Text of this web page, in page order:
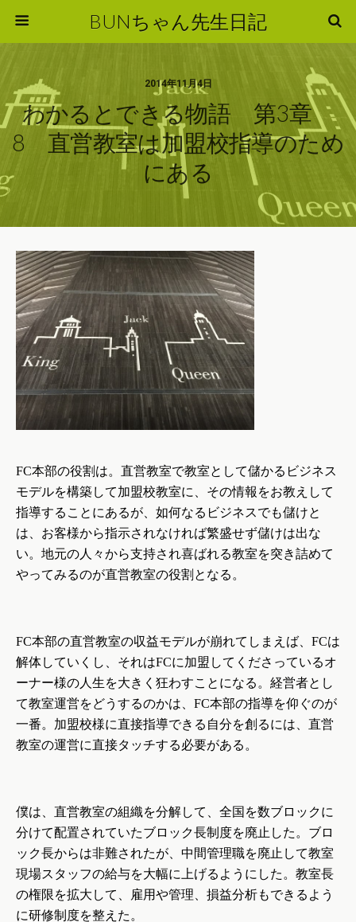
BUNちゃん先生日記
2014年11月4日
わかるとできる物語 第3章
8 直営教室は加盟校指導のため
にある
FC本部の役割は。直営教室で教室として儲かるビジネス
モデルを構築して加盟校教室に、その情報をお教えして
指導することにあるが、如何なるビジネスでも儲けと
は、お客様から指示されなければ繁盛せず儲けは出な
い。地元の人々から支持され喜ばれる教室を突き詰めて
やってみるのが直営教室の役割となる。
FC本部の直営教室の収益モデルが崩れてしまえば、 FCは
解体していくし、それはFCに加盟してくださっているオ
ーナー様の人生を大きく狂わすことになる。経営者とし
て教室運営をどうするのかは、 FC本部の指導を仰ぐのが
一番。加盟校様に直接指導できる自分を創るには、直営
教室の運営に直接タッチする必要がある。
僕は、直営教室の組織を分解して、全国を数ブロックに
分けて配置されていたブロック長制度を廃止した。ブロ
ック長からは非難されたが、中間管理職を廃止して教室
現場スタッフの給与を大幅に上げるようにした。教室長
の権限を拡大して、雇用や管理、損益分析もできるよう
に研修制度を整えた。